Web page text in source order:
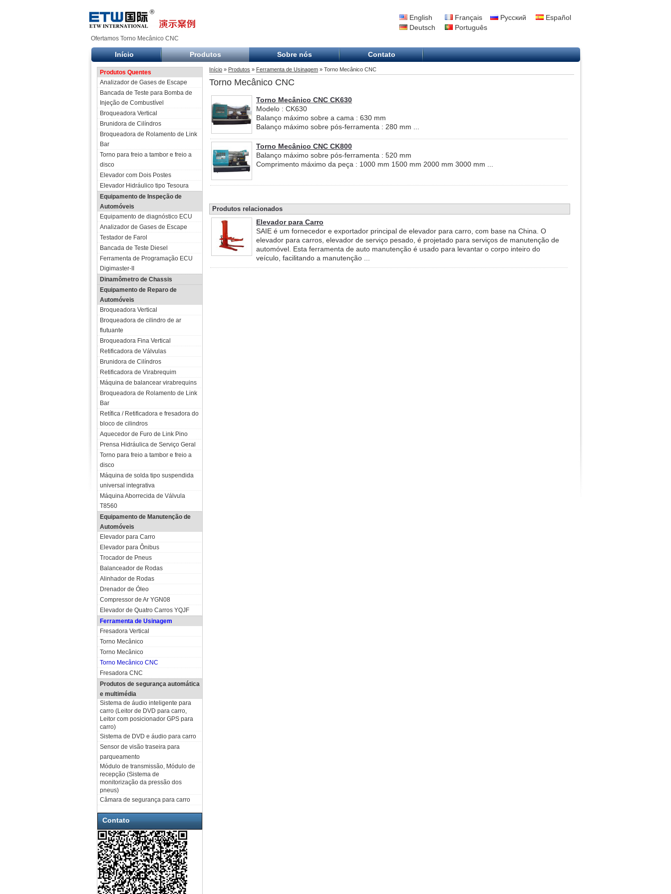
Ofertamos Torno Mecânico CNC
English Français Русский
Español
Deutsch
Português
Início Produtos Sobre nós Contato
Produtos Quentes
Analizador de Gases de Escape
Bancada de Teste para Bomba de
Injeção de Combustível
Broqueadora Vertical
Brunidora de Cilíndros
Broqueadora de Rolamento de Link
Bar
Torno para freio a tambor e freio a
disco
Elevador com Dois Postes
Elevador Hidráulico tipo Tesoura
Equipamento de Inspeção de
Automóveis
Equipamento de diagnóstico ECU
Analizador de Gases de Escape
Testador de Farol
Bancada de Teste Diesel
Ferramenta de Programação ECU
Digimaster-II
Dinamômetro de Chassis
Equipamento de Reparo de
Automóveis
Broqueadora Vertical
Broqueadora de cilindro de ar
flutuante
Broqueadora Fina Vertical
Retificadora de Válvulas
Brunidora de Cilíndros
Retificadora de Virabrequim
Máquina de balancear virabrequins
Broqueadora de Rolamento de Link
Bar
Retífica / Retificadora e fresadora do
bloco de cilindros
Aquecedor de Furo de Link Pino
Prensa Hidráulica de Serviço Geral
Torno para freio a tambor e freio a
disco
Máquina de solda tipo suspendida
universal integrativa
Máquina Aborrecida de Válvula
T8560
Equipamento de Manutenção de
Automóveis
Elevador para Carro
Elevador para Ônibus
Trocador de Pneus
Balanceador de Rodas
Alinhador de Rodas
Drenador de Óleo
Compressor de Ar YGN08
Elevador de Quatro Carros YQJF
Ferramenta de Usinagem
Fresadora Vertical
Torno Mecânico
Torno Mecânico
Torno Mecânico CNC
Fresadora CNC
Produtos de segurança automática
e multimédia
Sistema de áudio inteligente para
carro (Leitor de DVD para carro,
Leitor com posicionador GPS para
carro)
Sistema de DVD e áudio para carro
Sensor de visão traseira para
parqueamento
Módulo de transmissão, Módulo de
recepção (Sistema de
monitorização da pressão dos
pneus)
Câmara de segurança para carro
Contato
Início » Produtos » Ferramenta de Usinagem » Torno Mecânico CNC
Torno Mecânico CNC
Torno Mecânico CNC CK630
Modelo : CK630
Balanço máximo sobre a cama : 630 mm
Balanço máximo sobre pós-ferramenta : 280 mm ...
Torno Mecânico CNC CK800
Balanço máximo sobre pós-ferramenta : 520 mm
Comprimento máximo da peça : 1000 mm 1500 mm 2000 mm 3000 mm ...
Produtos relacionados
Elevador para Carro
SAIE é um fornecedor e exportador principal de elevador para carro, com base na China. O
elevador para carros, elevador de serviço pesado, é projetado para serviços de manutenção de
automóvel. Esta ferramenta de auto manutenção é usado para levantar o corpo inteiro do
veículo, facilitando a manutenção ...